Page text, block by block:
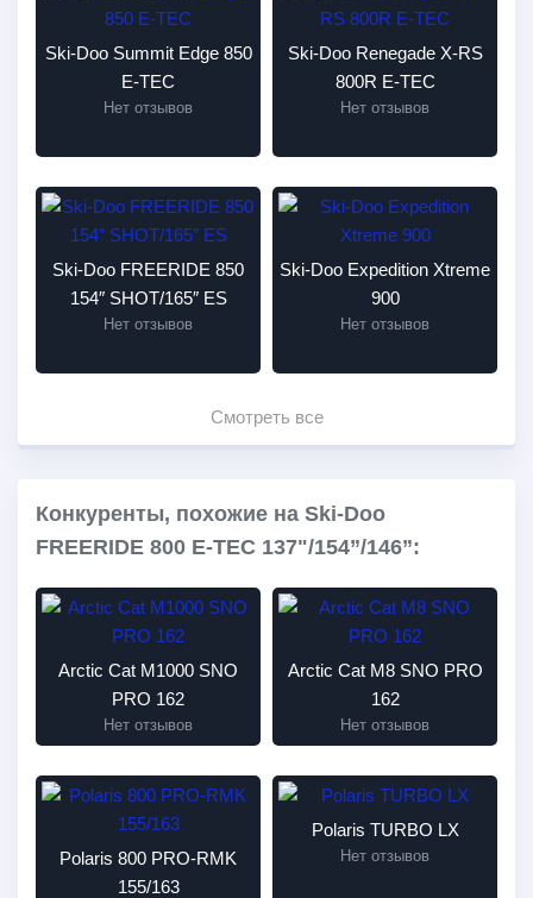
Ski-Doo Summit Edge 850
E-TEC
Нет отзывов
Ski-Doo Renegade X-RS
800R E-TEC
Нет отзывов
Ski-Doo FREERIDE 850
154″ SHOT/165″ ES
Нет отзывов
Ski-Doo Expedition Xtreme
900
Нет отзывов
Смотреть все
Конкуренты, похожие на Ski-Doo
FREERIDE 800 E-TEC 137"/154”/146”:
Arctic Cat M1000 SNO
PRO 162
Нет отзывов
Arctic Cat M8 SNO PRO
162
Нет отзывов
Polaris 800 PRO-RMK
155/163
Polaris TURBO LX
Нет отзывов